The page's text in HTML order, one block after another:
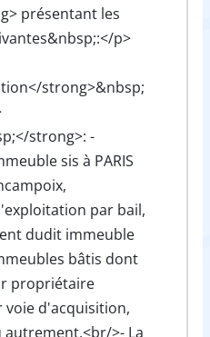
présentant les
p>
strong>&nbsp;
strong>: -
sis à PARIS
par bail,
dudit immeuble
bâtis dont
propriétaire
d'acquisition,
>- La